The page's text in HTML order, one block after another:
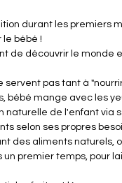
durant les premiers
le bébé !
de découvrir le monde
servent pas tant à
bébé mange avec les
naturelle de l'enfant via
selon ses propres
des aliments naturels,
un premier temps, pour